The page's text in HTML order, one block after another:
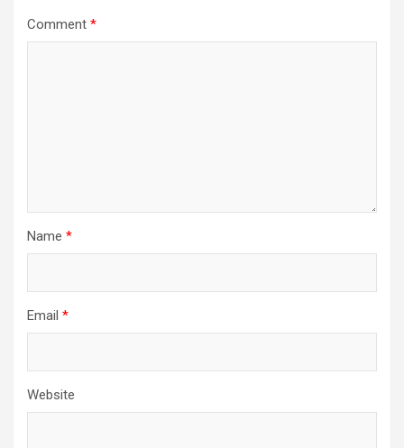
Comment *
Name *
Email *
Website